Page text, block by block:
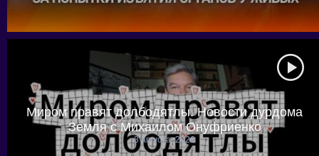
Миром правят долбодятлы. Новости дурдома
Земля с Михаилом Онуфриенко
8 августа, 2026